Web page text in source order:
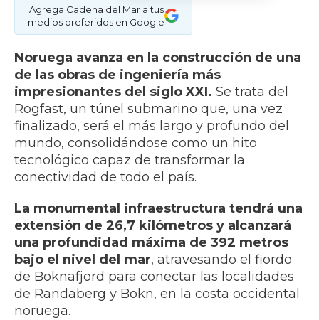
Agrega Cadena del Mar a tus
medios preferidos en Google
Noruega avanza en la construcción de una
de las obras de ingeniería más
impresionantes del siglo XXI. Se trata del
Rogfast, un túnel submarino que, una vez
finalizado, será el más largo y profundo del
mundo, consolidándose como un hito
tecnológico capaz de transformar la
conectividad de todo el país.
La monumental infraestructura tendrá una
extensión de 26,7 kilómetros y alcanzará
una profundidad máxima de 392 metros
bajo el nivel del mar, atravesando el fiordo
de Boknafjord para conectar las localidades
de Randaberg y Bokn, en la costa occidental
noruega.